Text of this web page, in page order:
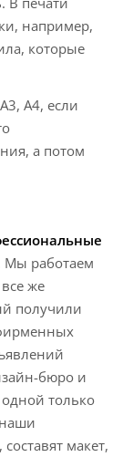
например,
которые
А4, если
а потом
Мы работаем
же
получили
бюро и
только
макет,